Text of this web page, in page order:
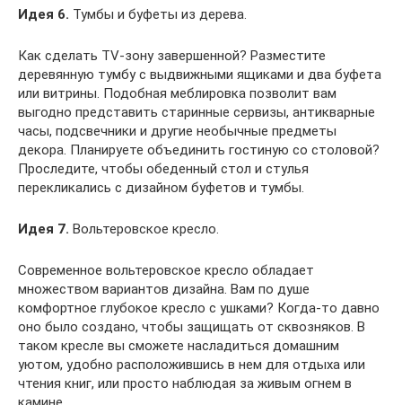
Идея 6. Тумбы и буфеты из дерева.
Как сделать TV-зону завершенной? Разместите
деревянную тумбу с выдвижными ящиками и два буфета
или витрины. Подобная меблировка позволит вам
выгодно представить старинные сервизы, антикварные
часы, подсвечники и другие необычные предметы
декора. Планируете объединить гостиную со столовой?
Проследите, чтобы обеденный стол и стулья
перекликались с дизайном буфетов и тумбы.
Идея 7. Вольтеровское кресло.
Современное вольтеровское кресло обладает
множеством вариантов дизайна. Вам по душе
комфортное глубокое кресло с ушками? Когда-то давно
оно было создано, чтобы защищать от сквозняков. В
таком кресле вы сможете насладиться домашним
уютом, удобно расположившись в нем для отдыха или
чтения книг, или просто наблюдая за живым огнем в